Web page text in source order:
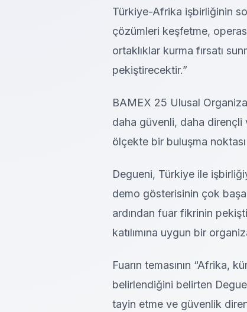
Türkiye-Afrika işbirliğinin
çözümleri keşfetme,
ortaklıklar kurma fırsatı
pekiştirecektir.”
BAMEX 25 Ulusal
daha güvenli, daha dirençli
ölçekte bir buluşma noktası
Degueni, Türkiye ile
demo gösterisinin çok
ardından fuar fikrinin
katılımına uygun bir
Fuarın temasının “Afrika,
belirlendiğini belirten
tayin etme ve güvenlik